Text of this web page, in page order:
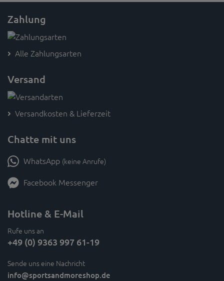
Zahlung
Alle Zahlungsarten
Versand
Versandkosten & Lieferzeit
Chatte mit uns
WhatsApp (keine Anrufe)
Facebook Messenger
Hotline & E-Mail
Rufe uns an
+49 (0) 9363 997 61-19
Sende uns eine Nachricht
info@sportsandmoreshop.de